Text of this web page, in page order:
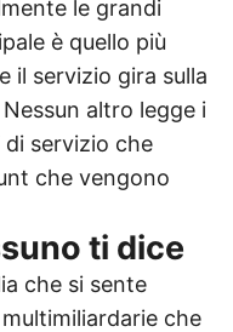
le grandi
è quello più
il servizio gira sulla
altro legge i
servizio che
che vengono
ti dice
che si sente
che